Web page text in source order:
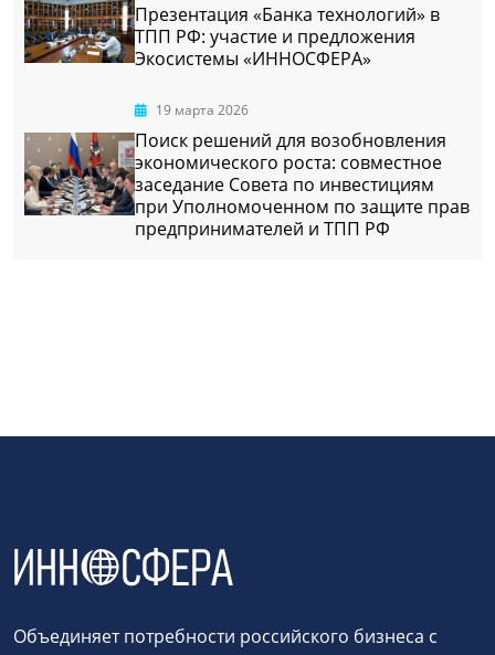
Презентация «Банка технологий» в
ТПП РФ: участие и предложения
Экосистемы «ИННОСФЕРА»
19 марта 2026
Поиск решений для возобновления
экономического роста: совместное
заседание Совета по инвестициям
при Уполномоченном по защите прав
предпринимателей и ТПП РФ
Объединяет потребности российского бизнеса с